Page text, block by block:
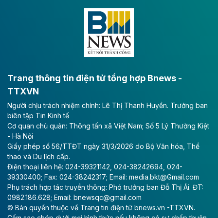
Đông A dài khoảng 25,1 km được kỳ vọng sẽ tạo động
lực phát triển kinh tế - xã hội khu vực phía Nam đồng
Long Thành
Tổng công ty Cảng hàng không Việt Nam - CTCP
(ACV) vừa lập kỷ lục mới về lợi nhuận trong quý
II/2026.
Theo baodautu.vn
Vinaconex lập đỉnh doanh thu
Tổng CTCP Xuất nhập khẩu và Xây dựng Việt Nam
(Vinaconex) đã khép lại nửa đầu năm với doanh thu
thuần gần 7.268 tỷ đồng, tăng 4% so với cùng kỳ và
cũng là mức cao nhất lịch sử hoạt động của doanh
nghiệp.
Trang thông tin điện tử tổng hợp Bnews -
TTXVN
Người chịu trách nhiệm chính: Lê Thị Thanh Huyền. Trưởng ban
biên tập Tin Kinh tế
Cơ quan chủ quản: Thông tấn xã Việt Nam; Số 5 Lý Thường Kiệt
- Hà Nội
Giấy phép số 56/TTĐT ngày 31/3/2026 do Bộ Văn hóa, Thể
thao và Du lịch cấp.
Điện thoại liên hệ: 024-39321142, 024-38242694, 024-
39330400; Fax: 024-38242317; Email: media.bkt@Gmail.com
Phụ trách hợp tác truyền thông: Phó trưởng ban Đỗ Thị Ái. ĐT:
0982.186.628; Email: bnewsqc@gmail.com
© Bản quyền thuộc về Trang tin điện tử bnews.vn -TTXVN.